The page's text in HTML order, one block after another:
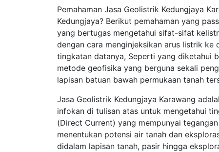
Pemahaman Jasa Geolistrik Kedungjaya
Kedungjaya? Berikut pemahaman yang
yang bertugas mengetahui sifat-sifat
dengan cara menginjeksikan arus listrik
tingkatan datanya, Seperti yang diketahui
metode geofisika yang berguna sekali
lapisan batuan bawah permukaan tanah
Jasa Geolistrik Kedungjaya Karawang
infokan di tulisan atas untuk mengetahui
(Direct Current) yang mempunyai
menentukan potensi air tanah dan
didalam lapisan tanah, pasir hingga